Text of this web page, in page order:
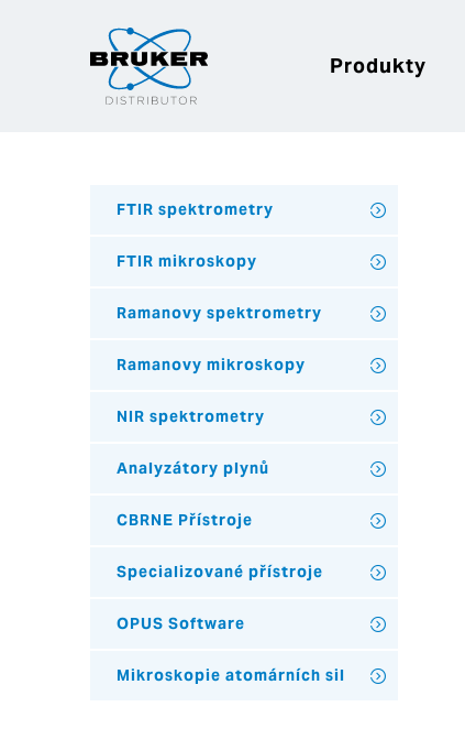
Produkty
FTIR spektrometry
FTIR mikroskopy
Ramanovy spektrometry
Ramanovy mikroskopy
NIR spektrometry
Analyzátory plynů
CBRNE Přístroje
Specializované přístroje
OPUS Software
Mikroskopie atomárních sil